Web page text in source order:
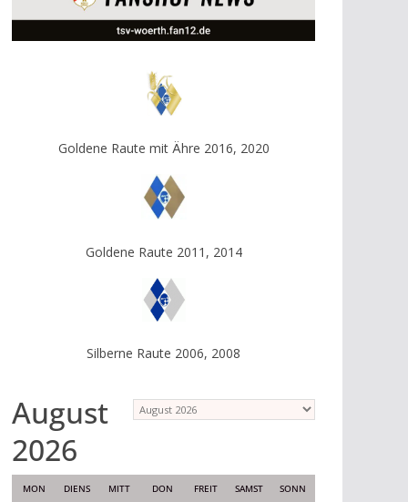
Goldene Raute mit Ähre 2016, 2020
Goldene Raute 2011, 2014
Silberne Raute 2006, 2008
Auswahl
des
Monats
August
2026
MON
DIENS
MITT
DON
FREIT
SAMST
SONN